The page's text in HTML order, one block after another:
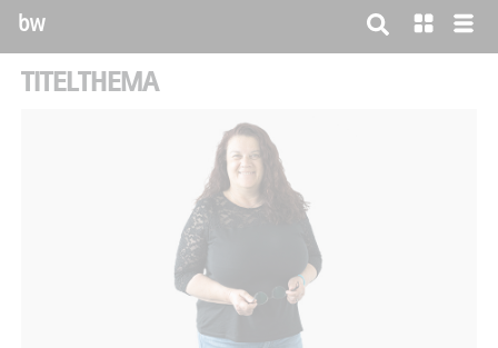
bw
TITELTHEMA